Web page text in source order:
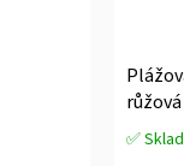
růžová
Průměrné
✅